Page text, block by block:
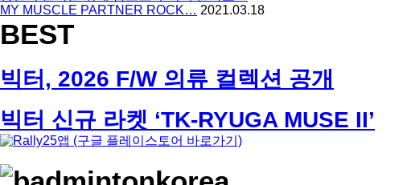
MY MUSCLE PARTNER ROCK… 2021.03.18
BEST
빅터, 2026 F/W 의류 컬렉션 공개
빅터 신규 라켓 ‘TK-RYUGA MUSE II’